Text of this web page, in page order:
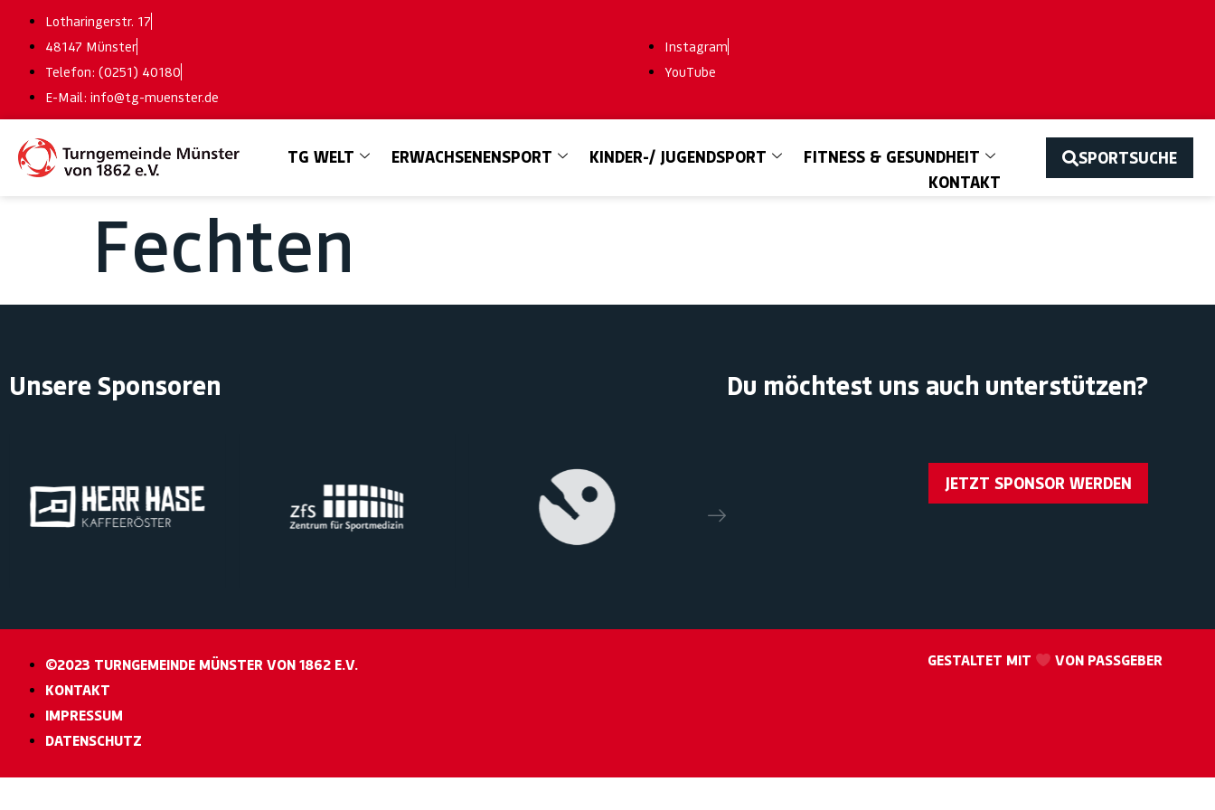
Lotharingerstr. 17
48147 Münster
Telefon: (0251) 40180
E-Mail: info@tg-muenster.de
Instagram
YouTube
TG WELT ERWACHSENENSPORT KINDER-/ JUGENDSPORT
FITNESS & GESUNDHEIT
KONTAKT
SPORTSUCHE
Fechten
Unsere Sponsoren Du möchtest uns auch unterstützen?
JETZT SPONSOR WERDEN
©2023 TURNGEMEINDE MÜNSTER VON 1862 E.V.
KONTAKT
IMPRESSUM
DATENSCHUTZ
GESTALTET MIT VON PASSGEBER